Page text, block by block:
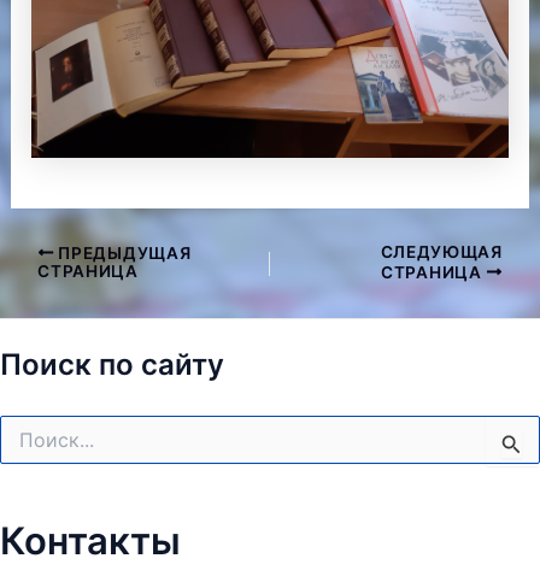
Навигация
записям
ПРЕДЫДУЩАЯ
СТРАНИЦА
СЛЕДУЮЩАЯ
СТРАНИЦА
Поиск по сайту
Контакты